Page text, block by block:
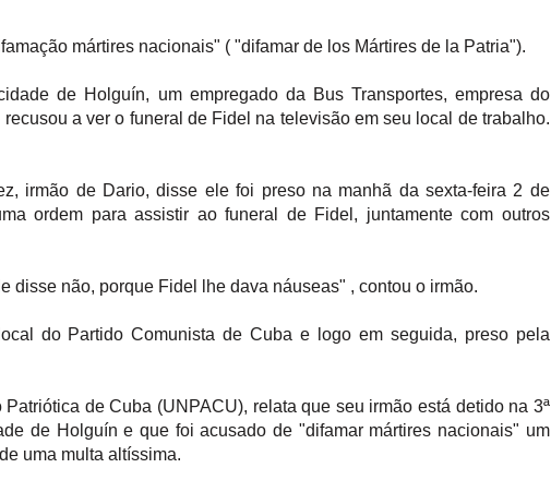
mártires nacionais" ( "difamar de los Mártires de la Patria").
de Holguín, um empregado da Bus Transportes, empresa do
a ver o funeral de Fidel na televisão em seu local de trabalho.
irmão de Dario, disse ele foi preso na manhã da sexta-feira 2 de
ordem para assistir ao funeral de Fidel, juntamente com outros
disse não, porque Fidel lhe dava náuseas" , contou o irmão.
do Partido Comunista de Cuba e logo em seguida, preso pela
de Cuba (UNPACU), relata que seu irmão está detido na 3ª
de Holguín e que foi acusado de "difamar mártires nacionais" um
uma multa altíssima.